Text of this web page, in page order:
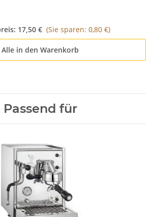
17,50 € (Sie sparen: 0,80 €)
Alle in den Warenkorb
Passend für